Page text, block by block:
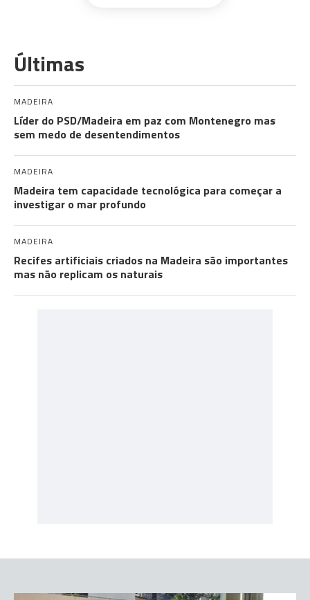
Últimas
MADEIRA
Líder do PSD/Madeira em paz com Montenegro mas
sem medo de desentendimentos
MADEIRA
Madeira tem capacidade tecnológica para começar a
investigar o mar profundo
MADEIRA
Recifes artificiais criados na Madeira são importantes
mas não replicam os naturais